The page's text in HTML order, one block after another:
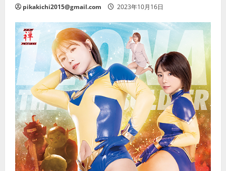
pikakichi2015@gmail.com 2023年10月16日